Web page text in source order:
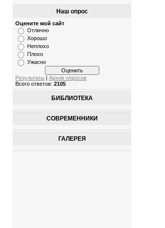
Наш опрос
Оцените мой сайт
Отлично
Хорошо
Неплохо
Плохо
Ужасно
Результаты |Архив опросов
Всего ответов:2105
БИБЛИОТЕКА
СОВРЕМЕННИКИ
ГАЛЕРЕЯ